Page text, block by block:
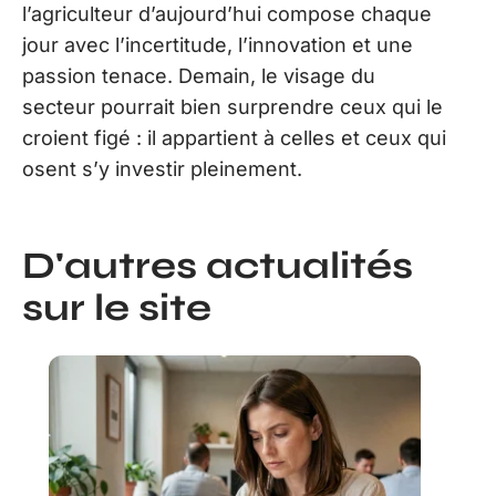
l’agriculteur d’aujourd’hui compose chaque
jour avec l’incertitude, l’innovation et une
passion tenace. Demain, le visage du
secteur pourrait bien surprendre ceux qui le
croient figé : il appartient à celles et ceux qui
osent s’y investir pleinement.
D'autres actualités
sur le site